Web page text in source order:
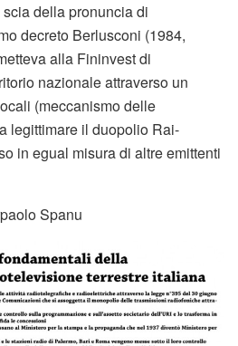
della pronuncia di
decreto Berlusconi (1984,
alla Fininvest di
nazionale attraverso un
(meccanismo delle
legittimare il duopolio Rai-
in egual misura di altre emittenti
Spanu